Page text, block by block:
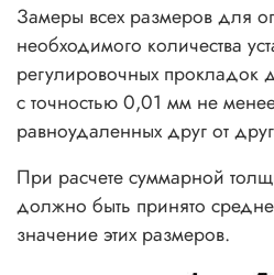
Замеры всех размеров для
необходимого количества
регулировочных прокладок
с точностью 0,01 мм не
равноудаленных друг от
При расчете суммарной
должно быть принято
значение этих размеров.